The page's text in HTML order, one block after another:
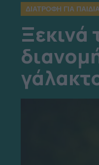
ΔΙΑΤΡΟΦΗ ΓΙΑ